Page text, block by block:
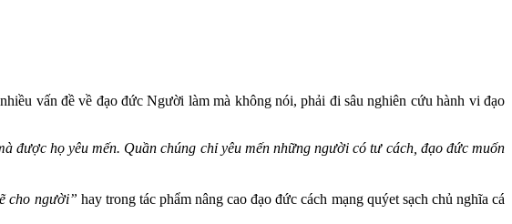
vấn đề về đạo đức Người làm mà không nói, phải đi sâu nghiên cứu hành vi đạo
họ yêu mến. Quần chúng chỉ yêu mến những người có tư cách, đạo đức muốn
cho người” hay trong tác phẩm nâng cao đạo đức cách mạng quýet sạch chủ nghĩa cá